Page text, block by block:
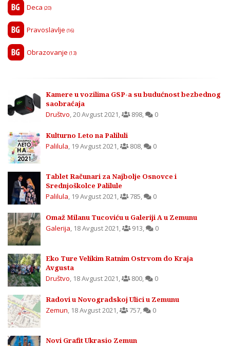
Deca (20)
Pravoslavlje (16)
Obrazovanje (13)
Kamere u vozilima GSP-a su budućnost bezbednog
saobraćaja
Društvo,20 Avgust 2021, 898, 0
Kulturno Leto na Paliluli
Palilula, 19 Avgust 2021, 808, 0
Tablet Računari za Najbolje Osnovce i
Srednjoškolce Palilule
Palilula, 19 Avgust 2021, 785, 0
Omaž Milanu Tucoviću u Galeriji A u Zemunu
Galerija, 18 Avgust 2021, 913, 0
Eko Ture Velikim Ratnim Ostrvom do Kraja
Avgusta
Društvo, 18 Avgust 2021, 800, 0
Radovi u Novogradskoj Ulici u Zemunu
Zemun, 18 Avgust 2021, 757, 0
Novi Grafit Ukrasio Zemun